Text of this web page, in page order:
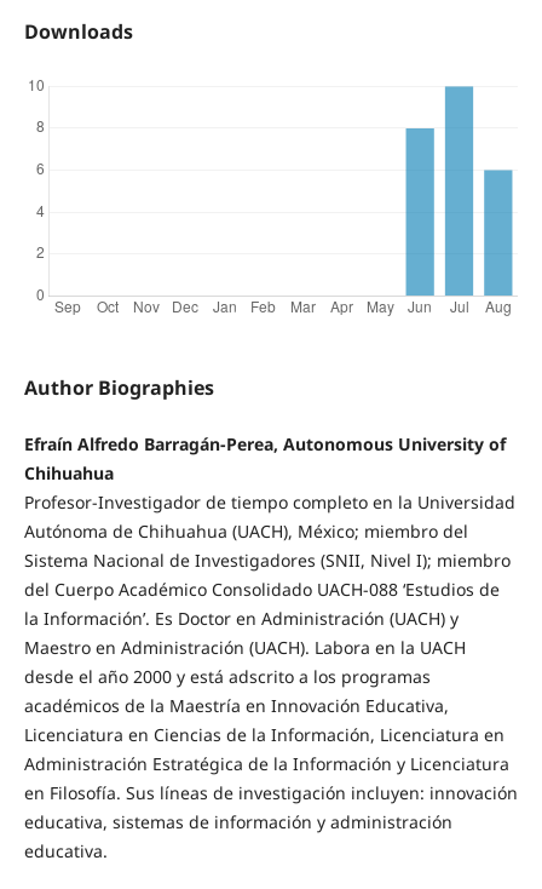
Downloads
Author Biographies
Efraín Alfredo Barragán-Perea, Autonomous University of
Chihuahua
Profesor-Investigador de tiempo completo en la Universidad
Autónoma de Chihuahua (UACH), México; miembro del
Sistema Nacional de Investigadores (SNII, Nivel I); miembro
del Cuerpo Académico Consolidado UACH-088 ‘Estudios de
la Información’. Es Doctor en Administración (UACH) y
Maestro en Administración (UACH). Labora en la UACH
desde el año 2000 y está adscrito a los programas
académicos de la Maestría en Innovación Educativa,
Licenciatura en Ciencias de la Información, Licenciatura en
Administración Estratégica de la Información y Licenciatura
en Filosofía. Sus líneas de investigación incluyen: innovación
educativa, sistemas de información y administración
educativa.